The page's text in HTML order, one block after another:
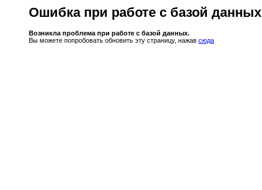
Ошибка при работе с базой данных
Возникла проблема при работе с базой данных.
Вы можете попробовать обновить эту страницу, нажав сюда